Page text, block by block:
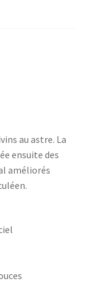
au astre. La
ensuite des
améliorés